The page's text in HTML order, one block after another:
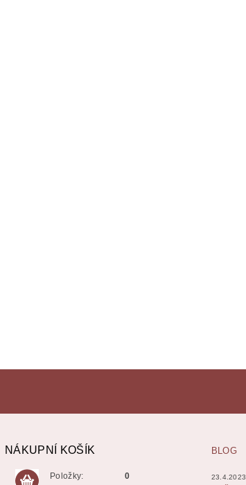
NÁKUPNÍ KOŠÍK
Položky:
0
BLOG
23.4.2023